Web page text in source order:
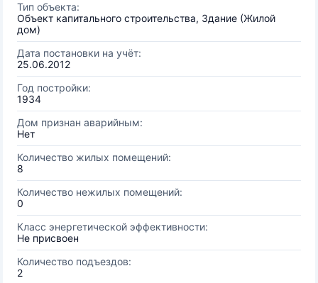
Тип объекта:
Объект капитального строительства, Здание (Жилой
дом)
Дата постановки на учёт:
25.06.2012
Год постройки:
1934
Дом признан аварийным:
Нет
Количество жилых помещений:
8
Количество нежилых помещений:
0
Класс энергетической эффективности:
Не присвоен
Количество подъездов:
2